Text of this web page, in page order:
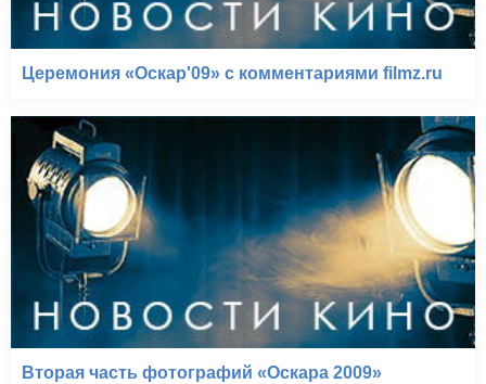
Церемония «Оскар'09» с комментариями filmz.ru
Вторая часть фотографий «Оскара 2009»